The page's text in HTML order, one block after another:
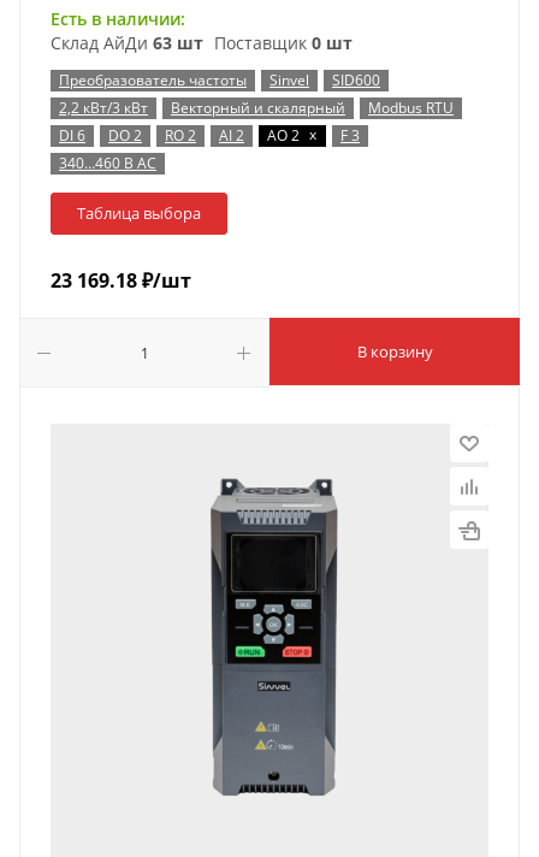
Есть в наличии:
Склад АйДи 63 шт Поставщик 0 шт
Преобразователь частоты Sinvel
SID600
2,2 кВт/3 кВт
Векторный и скалярный
Modbus RTU
DI 6
DO 2 RO 2 AI 2 AO 2 x
F 3
340…460 В AC
Таблица выбора
23 169.18₽/шт
В корзину